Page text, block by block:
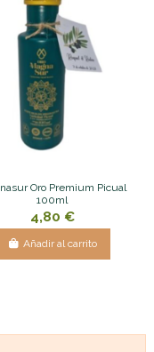
Oro Premium Picual
100ml
4,80 €
Añadir al carrito